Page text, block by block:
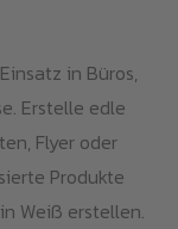
in Büros,
Erstelle edle
Flyer oder
Produkte
Weiß erstellen.